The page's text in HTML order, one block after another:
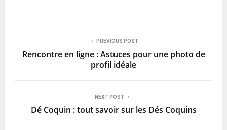
PREVIOUS POST
Rencontre en ligne : Astuces pour une photo de
profil idéale
NEXT POST
Dé Coquin : tout savoir sur les Dés Coquins